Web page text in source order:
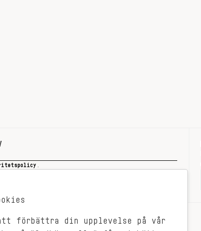
RECEPT OM OSS
förbättra din upplevelse på vår